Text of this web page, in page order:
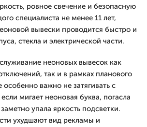
ровное свечение и безопасную
специалиста не менее 11 лет,
вывески проводится быстро и
стекла и электрической части.
неоновых вывесок как
так и в рамках планового
важно не затягивать с
мигает неоновая буква, погасла
упала яркость подсветки.
ухудшают вид рекламы и